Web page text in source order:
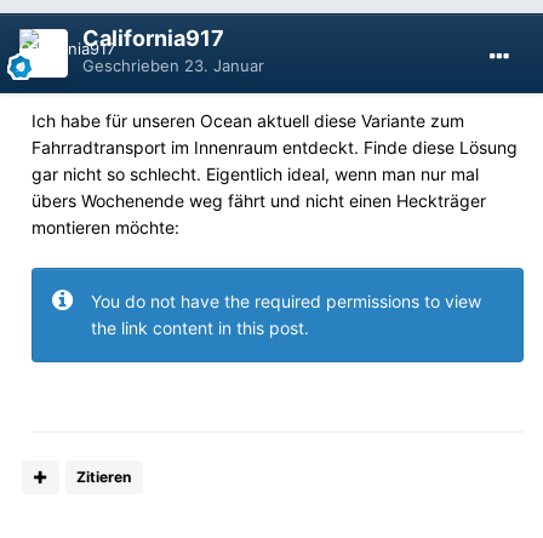
California917
Geschrieben 23. Januar
Ich habe für unseren Ocean aktuell diese Variante zum
Fahrradtransport im Innenraum entdeckt. Finde diese Lösung
gar nicht so schlecht. Eigentlich ideal, wenn man nur mal
übers Wochenende weg fährt und nicht einen Heckträger
montieren möchte:
You do not have the required permissions to view
the link content in this post.
Zitieren